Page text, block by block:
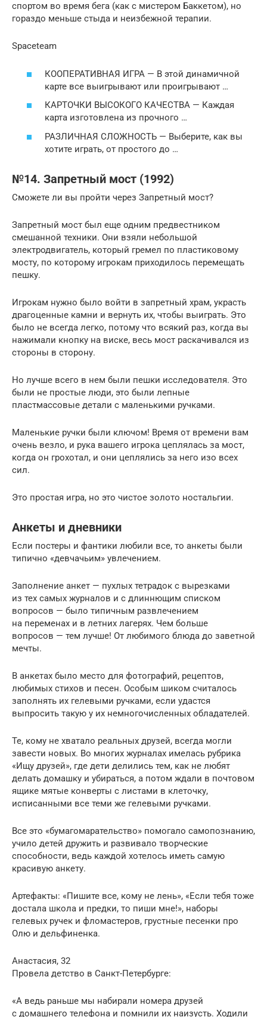
спортом во время бега (как с мистером Баккетом), но
гораздо меньше стыда и неизбежной терапии.
Spaceteam
КООПЕРАТИВНАЯ ИГРА — В этой динамичной
карте все выигрывают или проигрывают …
КАРТОЧКИ ВЫСОКОГО КАЧЕСТВА — Каждая
карта изготовлена ​​из прочного …
РАЗЛИЧНАЯ СЛОЖНОСТЬ — Выберите, как вы
хотите играть, от простого до …
№14. Запретный мост (1992)
Сможете ли вы пройти через Запретный мост?
Запретный мост был еще одним предвестником
смешанной техники. Они взяли небольшой
электродвигатель, который гремел по пластиковому
мосту, по которому игрокам приходилось перемещать
пешку.
Игрокам нужно было войти в запретный храм, украсть
драгоценные камни и вернуть их, чтобы выиграть. Это
было не всегда легко, потому что всякий раз, когда вы
нажимали кнопку на виске, весь мост раскачивался из
стороны в сторону.
Но лучше всего в нем были пешки исследователя. Это
были не простые люди, это были лепные
пластмассовые детали с маленькими ручками.
Маленькие ручки были ключом! Время от времени вам
очень везло, и рука вашего игрока цеплялась за мост,
когда он грохотал, и они цеплялись за него изо всех
сил.
Это простая игра, но это чистое золото ностальгии.
Анкеты и дневники
Если постеры и фантики любили все, то анкеты были
типично «девчачьим» увлечением.
Заполнение анкет — пухлых тетрадок с вырезками
из тех самых журналов и с длиннющим списком
вопросов — было типичным развлечением
на переменах и в летних лагерях. Чем больше
вопросов — тем лучше! От любимого блюда до заветной
мечты.
В анкетах было место для фотографий, рецептов,
любимых стихов и песен. Особым шиком считалось
заполнять их гелевыми ручками, если удастся
выпросить такую у их немногочисленных обладателей.
Те, кому не хватало реальных друзей, всегда могли
завести новых. Во многих журналах имелась рубрика
«Ищу друзей», где дети делились тем, как не любят
делать домашку и убираться, а потом ждали в почтовом
ящике мятые конверты с листами в клеточку,
исписанными все теми же гелевыми ручками.
Все это «бумагомарательство» помогало самопознанию,
учило детей дружить и развивало творческие
способности, ведь каждой хотелось иметь самую
красивую анкету.
Артефакты: «Пишите все, кому не лень», «Если тебя тоже
достала школа и предки, то пиши мне!», наборы
гелевых ручек и фломастеров, грустные песенки про
Олю и дельфиненка.
Анастасия, 32
Провела детство в Санкт-Петербурге:
«А ведь раньше мы набирали номера друзей
с домашнего телефона и помнили их наизусть. Ходили